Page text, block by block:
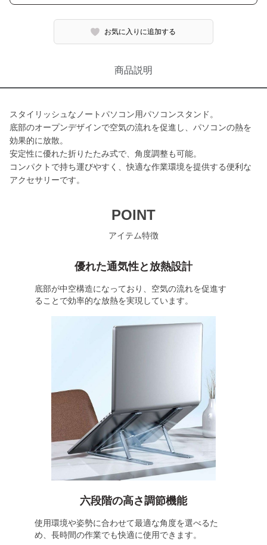
お気に入りに追加する
商品説明
スタイリッシュなノートパソコン用パソコンスタンド。
底部のオープンデザインで空気の流れを促進し、パソコンの熱を
効果的に放散。
安定性に優れた折りたたみ式で、角度調整も可能。
コンパクトで持ち運びやすく、快適な作業環境を提供する便利な
アクセサリーです。
POINT
アイテム特徴
優れた通気性と放熱設計
底部が中空構造になっており、空気の流れを促進す
ることで効率的な放熱を実現しています。
六段階の高さ調節機能
使用環境や姿勢に合わせて最適な角度を選べるた
め、長時間の作業でも快適に使用できます。